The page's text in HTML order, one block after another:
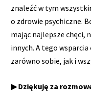
znaleźć w tym
o zdrowie psychiczne.
mając najlepsze chęci,
innych. A tego
zarówno sobie, jak i
▶ Dziękuję za